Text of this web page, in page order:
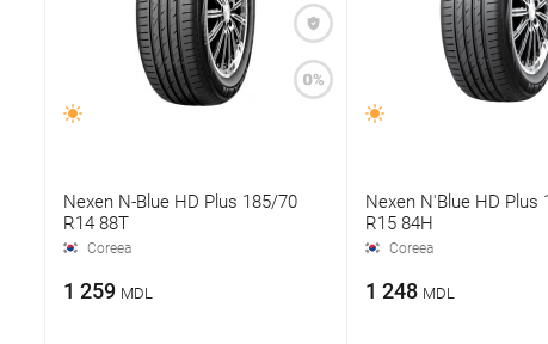
Nexen N-Blue HD Plus 185/70
R14 88T
Coreea
1 259 MDL
Nexen N'Blue HD Plus
R15 84H
Coreea
1 248 MDL